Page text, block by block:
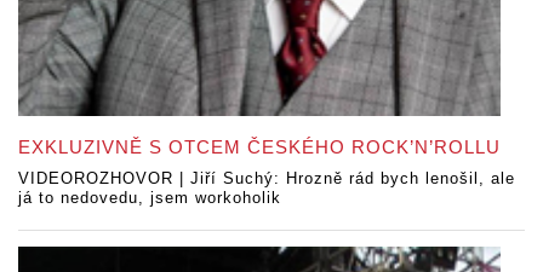
EXKLUZIVNĚ S OTCEM ČESKÉHO ROCK’N’ROLLU
VIDEOROZHOVOR | Jiří Suchý: Hrozně rád bych lenošil, ale
já to nedovedu, jsem workoholik